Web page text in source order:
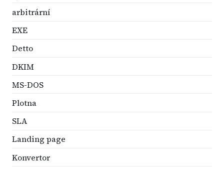
arbitrární
EXE
Detto
DKIM
MS-DOS
Plotna
SLA
Landing page
Konvertor